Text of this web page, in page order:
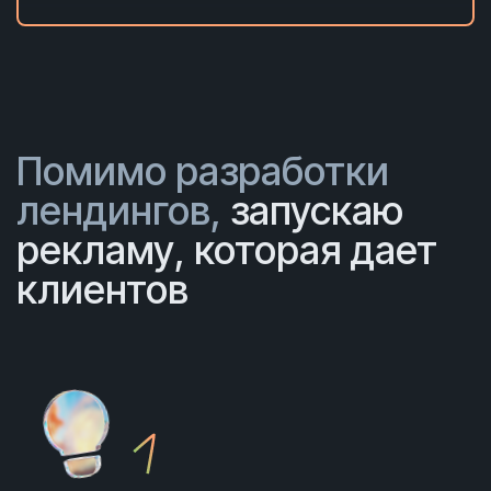
Помимо разработки
лендингов, запускаю
рекламу, которая дает
клиентов